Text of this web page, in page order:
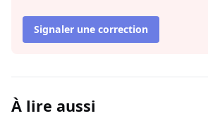
Signaler une correction
À lire aussi